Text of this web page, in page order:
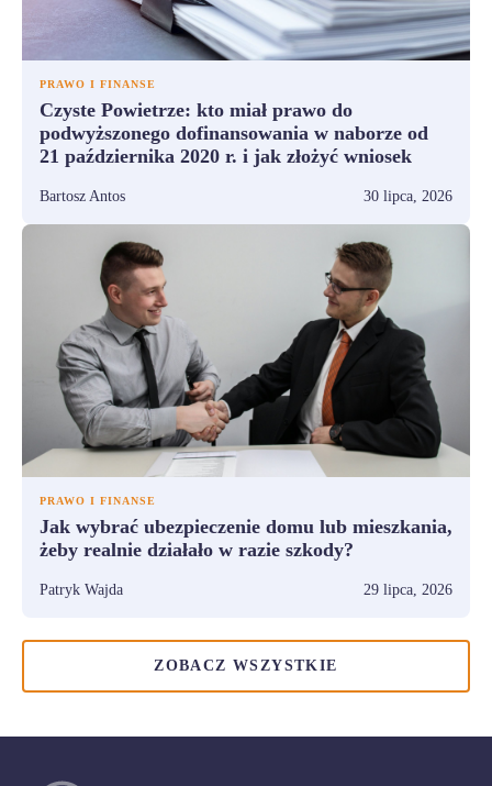
PRAWO I FINANSE
Czyste Powietrze: kto miał prawo do
podwyższonego dofinansowania w naborze od
21 października 2020 r. i jak złożyć wniosek
Bartosz Antos 30 lipca, 2026
PRAWO I FINANSE
Jak wybrać ubezpieczenie domu lub mieszkania,
żeby realnie działało w razie szkody?
Patryk Wajda 29 lipca, 2026
ZOBACZ WSZYSTKIE